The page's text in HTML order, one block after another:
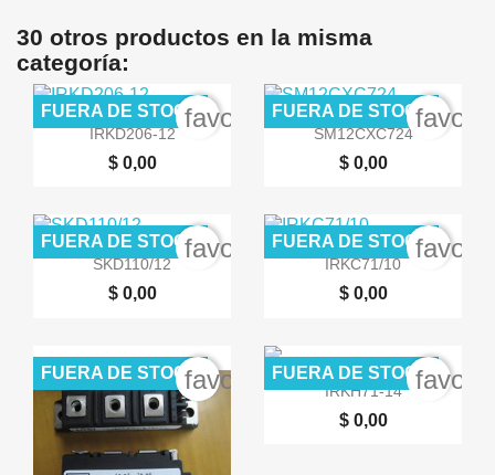
30 otros productos en la misma
categoría:
 Vista rápida
IRKD206-12
$ 0,00
FUERA DE STOCKfavorite_border
 Vista rápida
SM12CXC724
$ 0,00
FUERA DE STOCK
 Vista rápida
SKD110/12
$ 0,00
FUERA DE STOCKfavorite_border
 Vista rápida
IRKC71/10
$ 0,00
FUERA DE STOCK
FUERA DE STOCKfavorite_border
 Vista rápida
IRKH71-14
$ 0,00
FUERA DE STOCK